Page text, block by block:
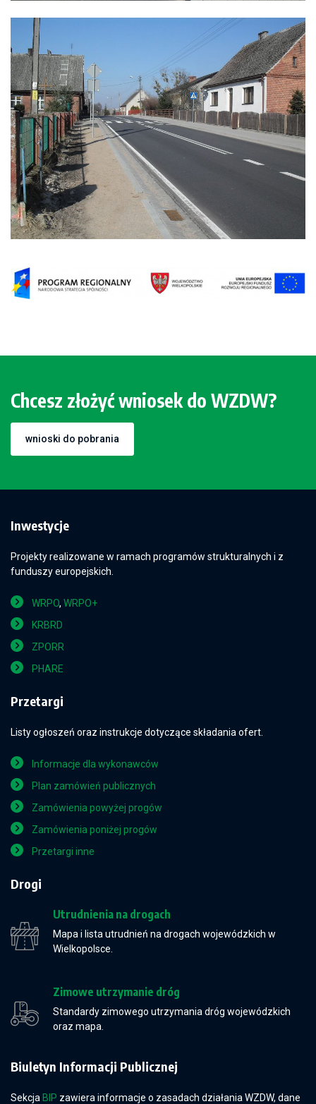
Chcesz złożyć wniosek do WZDW?
wnioski do pobrania
Inwestycje
Projekty realizowane w ramach programów strukturalnych i z
funduszy europejskich.
WRPO, WRPO+
KRBRD
ZPORR
PHARE
Przetargi
Listy ogłoszeń oraz instrukcje dotyczące składania ofert.
Informacje dla wykonawców
Plan zamówień publicznych
Zamówienia powyżej progów
Zamówienia poniżej progów
Przetargi inne
Drogi
Utrudnienia na drogach
Mapa i lista utrudnień na drogach wojewódzkich w
Wielkopolsce.
Zimowe utrzymanie dróg
Standardy zimowego utrzymania dróg wojewódzkich
oraz mapa.
Biuletyn Informacji Publicznej
Sekcja BIP zawiera informacje o zasadach działania WZDW, dane